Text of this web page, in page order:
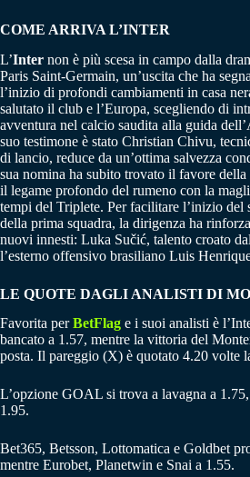
COME ARRIVA L’INTER
L’Inter non è più scesa in campo dalla
Paris Saint-Germain, un’uscita che ha
l’inizio di profondi cambiamenti in casa
salutato il club e l’Europa, scegliendo di
avventura nel calcio saudita alla guida
suo testimone è stato Christian Chivu,
di lancio, reduce da un’ottima salvezza
sua nomina ha subito trovato il favore
il legame profondo del rumeno con la
tempi del Triplete. Per facilitare l’inizio del
della prima squadra, la dirigenza ha
nuovi innesti: Luka Sučić, talento croato
l’esterno offensivo brasiliano Luis
LE QUOTE DAGLI ANALISTI DI
Favorita perBetFlag e i suoi analisti è
bancato a 1.57, mentre la vittoria del
posta. Il pareggio (X) è quotato 4.20 volte
L’opzione GOAL si trova a lavagna a
1.95.
Bet365, Betsson, Lottomatica e Goldbet
mentre Eurobet, Planetwin e Snai a 1.55.